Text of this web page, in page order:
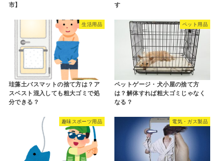
市】
す
生活用品
珪藻土バスマットの捨て方は？ア
スベスト混入しても粗大ゴミで処
分できる？
ペット用品
ペットゲージ・犬小屋の捨て方
は？解体すれば粗大ゴミじゃなく
なる？
趣味スポーツ用品 電気・ガス製品